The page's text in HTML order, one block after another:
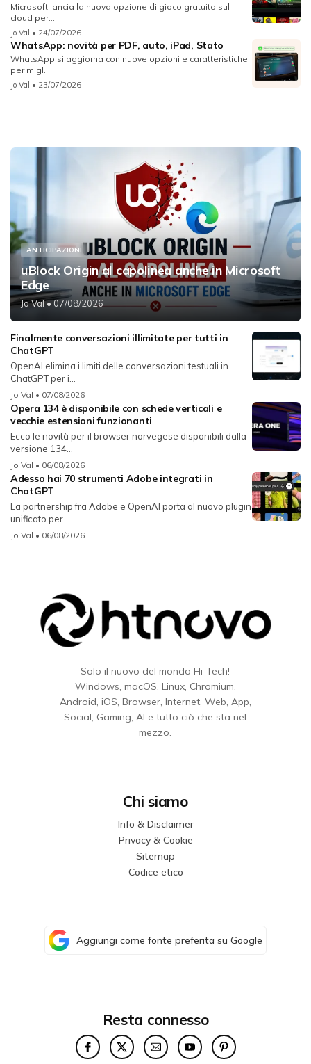
Microsoft lancia la nuova opzione di gioco gratuito sul
cloud per...
Jo Val • 24/07/2026
WhatsApp: novità per PDF, auto, iPad, Stato
WhatsApp si aggiorna con nuove opzioni e caratteristiche
per migl...
Jo Val • 23/07/2026
ANTICIPAZIONI
uBlock Origin al capolinea anche in Microsoft
Edge
Jo Val• 07/08/2026
Finalmente conversazioni illimitate per tutti in
ChatGPT
OpenAI elimina i limiti delle conversazioni testuali in
ChatGPT per i...
Jo Val • 07/08/2026
Opera 134 è disponibile con schede verticali e
vecchie estensioni funzionanti
Ecco le novità per il browser norvegese disponibili dalla
versione 134...
Jo Val • 06/08/2026
Adesso hai 70 strumenti Adobe integrati in
ChatGPT
La partnership fra Adobe e OpenAI porta al nuovo plugin
unificato per...
Jo Val • 06/08/2026
— Solo il nuovo del mondo Hi-Tech! —
Windows, macOS, Linux, Chromium,
Android, iOS, Browser, Internet, Web, App,
Social, Gaming, AI e tutto ciò che sta nel
mezzo.
Chi siamo
Info & Disclaimer
Privacy & Cookie
Sitemap
Codice etico
Aggiungi come fonte preferita su Google
Resta connesso